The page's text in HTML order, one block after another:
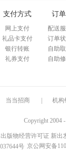
支付方式
网上支付
礼品卡支付
银行转账
礼券支付
订
配送
订单
自助
自助
当当招商 机构
Copyright 2004
出版物经营许可证 新出
京公网安备